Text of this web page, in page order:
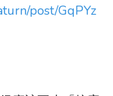
post/GqPYz